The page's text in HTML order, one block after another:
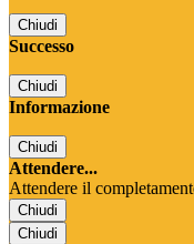
Chiudi
Successo
Chiudi
Informazione
Chiudi
Attendere...
Attendere il
Chiudi
Chiudi